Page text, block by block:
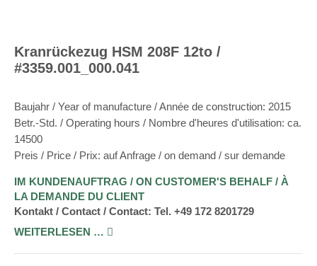
Kranrückezug HSM 208F 12to /
#3359.001_000.041
Baujahr / Year of manufacture / Année de construction: 2015
Betr.-Std. / Operating hours / Nombre d'heures d'utilisation: ca.
14500
Preis / Price / Prix: auf Anfrage / on demand / sur demande
IM KUNDENAUFTRAG / ON CUSTOMER'S BEHALF / À
LA DEMANDE DU CLIENT
Kontakt / Contact / Contact: Tel. +49 172 8201729
WEITERLESEN …